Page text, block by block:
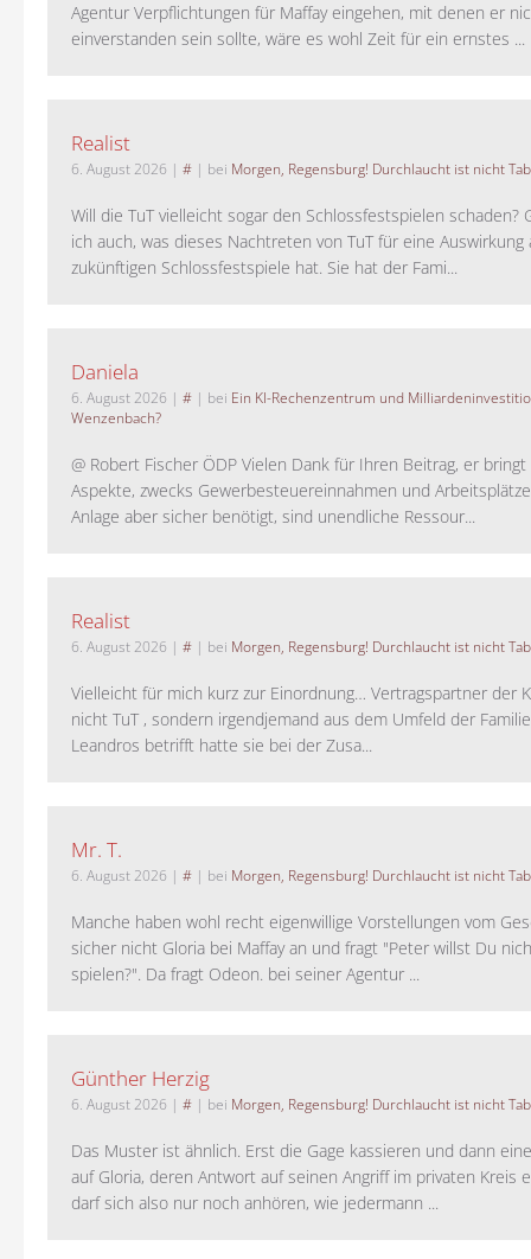
Agentur Verpflichtungen für Maffay eingehen, mit denen er
einverstanden sein sollte, wäre es wohl Zeit für ein ernstes ...
Realist
6. August 2026 | # | bei Morgen, Regensburg! Durchlaucht ist nicht
Will die TuT vielleicht sogar den Schlossfestspielen schaden?
ich auch, was dieses Nachtreten von TuT für eine Auswirkung
zukünftigen Schlossfestspiele hat. Sie hat der Fami...
Daniela
6. August 2026 | # | bei Ein KI-Rechenzentrum und
Wenzenbach?
@ Robert Fischer ÖDP Vielen Dank für Ihren Beitrag, er
Aspekte, zwecks Gewerbesteuereinnahmen und
Anlage aber sicher benötigt, sind unendliche Ressour...
Realist
6. August 2026 | # | bei Morgen, Regensburg! Durchlaucht ist nicht
Vielleicht für mich kurz zur Einordnung… Vertragspartner der
nicht TuT , sondern irgendjemand aus dem Umfeld der
Leandros betrifft hatte sie bei der Zusa...
Mr. T.
6. August 2026 | # | bei Morgen, Regensburg! Durchlaucht ist nicht
Manche haben wohl recht eigenwillige Vorstellungen vom
sicher nicht Gloria bei Maffay an und fragt "Peter willst Du
spielen?". Da fragt Odeon. bei seiner Agentur ...
Günther Herzig
6. August 2026 | # | bei Morgen, Regensburg! Durchlaucht ist nicht
Das Muster ist ähnlich. Erst die Gage kassieren und dann
auf Gloria, deren Antwort auf seinen Angriff im privaten Kreis
darf sich also nur noch anhören, wie jedermann ...